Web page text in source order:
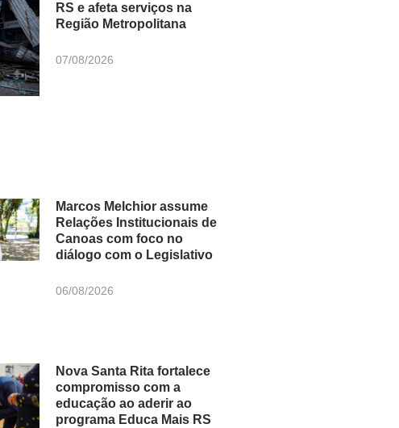
RS e afeta serviços na
Região Metropolitana
07/08/2026
Marcos Melchior assume
Relações Institucionais de
Canoas com foco no
diálogo com o Legislativo
06/08/2026
Nova Santa Rita fortalece
compromisso com a
educação ao aderir ao
programa Educa Mais RS